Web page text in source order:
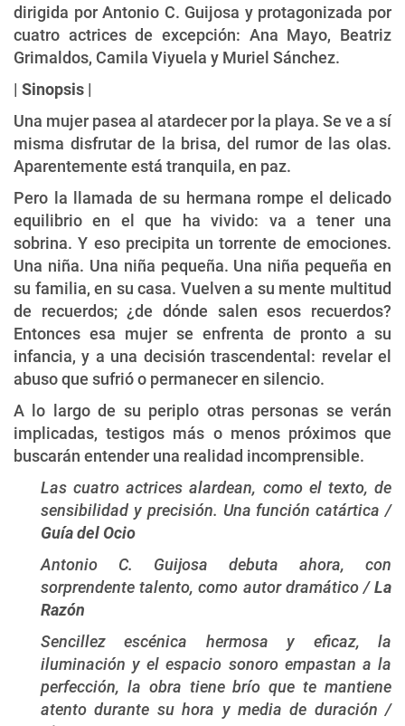
dirigida por Antonio C. Guijosa y protagonizada por
cuatro actrices de excepción: Ana Mayo, Beatriz
Grimaldos, Camila Viyuela y Muriel Sánchez.
| Sinopsis |
Una mujer pasea al atardecer por la playa. Se ve a sí
misma disfrutar de la brisa, del rumor de las olas.
Aparentemente está tranquila, en paz.
Pero la llamada de su hermana rompe el delicado
equilibrio en el que ha vivido: va a tener una
sobrina. Y eso precipita un torrente de emociones.
Una niña. Una niña pequeña. Una niña pequeña en
su familia, en su casa. Vuelven a su mente multitud
de recuerdos; ¿de dónde salen esos recuerdos?
Entonces esa mujer se enfrenta de pronto a su
infancia, y a una decisión trascendental: revelar el
abuso que sufrió o permanecer en silencio.
A lo largo de su periplo otras personas se verán
implicadas, testigos más o menos próximos que
buscarán entender una realidad incomprensible.
Las cuatro actrices alardean, como el texto, de
sensibilidad y precisión. Una función catártica /
Guía del Ocio
Antonio C. Guijosa debuta ahora, con
sorprendente talento, como autor dramático /La
Razón
Sencillez escénica hermosa y eficaz, la
iluminación y el espacio sonoro empastan a la
perfección, la obra tiene brío que te mantiene
atento durante su hora y media de duración /